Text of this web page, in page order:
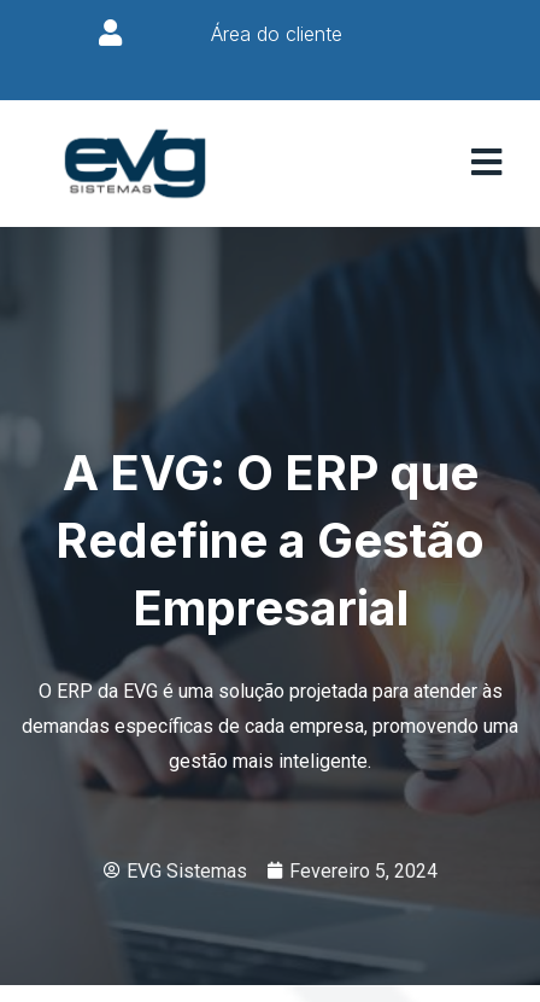
Área do cliente
A EVG: O ERP que
Redefine a Gestão
Empresarial
O ERP da EVG é uma solução projetada para atender às
demandas específicas de cada empresa, promovendo uma
gestão mais inteligente.
EVG Sistemas Fevereiro 5, 2024